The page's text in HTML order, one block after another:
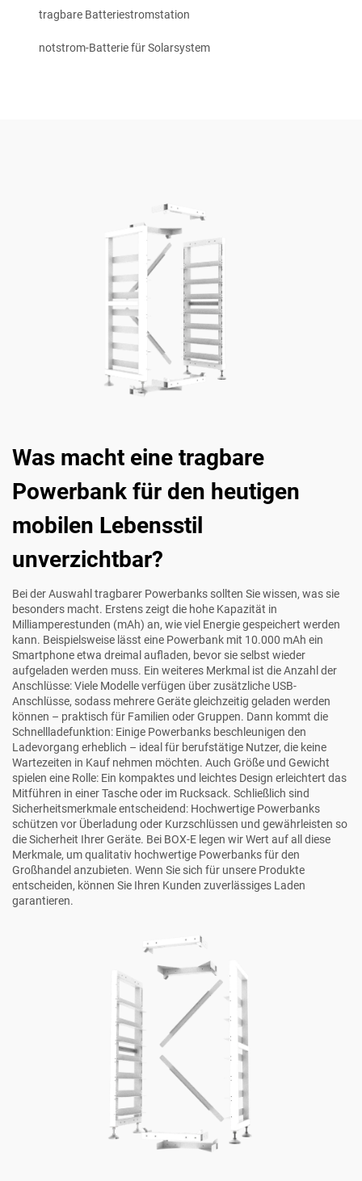
tragbare Batteriestromstation
notstrom-Batterie für Solarsystem
Was macht eine tragbare
Powerbank für den heutigen
mobilen Lebensstil
unverzichtbar?
Bei der Auswahl tragbarer Powerbanks sollten Sie wissen, was sie
besonders macht. Erstens zeigt die hohe Kapazität in
Milliamperestunden (mAh) an, wie viel Energie gespeichert werden
kann. Beispielsweise lässt eine Powerbank mit 10.000 mAh ein
Smartphone etwa dreimal aufladen, bevor sie selbst wieder
aufgeladen werden muss. Ein weiteres Merkmal ist die Anzahl der
Anschlüsse: Viele Modelle verfügen über zusätzliche USB-
Anschlüsse, sodass mehrere Geräte gleichzeitig geladen werden
können – praktisch für Familien oder Gruppen. Dann kommt die
Schnellladefunktion: Einige Powerbanks beschleunigen den
Ladevorgang erheblich – ideal für berufstätige Nutzer, die keine
Wartezeiten in Kauf nehmen möchten. Auch Größe und Gewicht
spielen eine Rolle: Ein kompaktes und leichtes Design erleichtert das
Mitführen in einer Tasche oder im Rucksack. Schließlich sind
Sicherheitsmerkmale entscheidend: Hochwertige Powerbanks
schützen vor Überladung oder Kurzschlüssen und gewährleisten so
die Sicherheit Ihrer Geräte. Bei BOX-E legen wir Wert auf all diese
Merkmale, um qualitativ hochwertige Powerbanks für den
Großhandel anzubieten. Wenn Sie sich für unsere Produkte
entscheiden, können Sie Ihren Kunden zuverlässiges Laden
garantieren.